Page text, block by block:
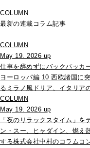
COLUMN
最新の連載コラム記事
COLUMN
May 19. 2026 up
仕事を辞めずにバックパッカ
ヨーロッパ編 10 西欧諸国に
るミラノ風ドリア、イタリア
COLUMN
May 19. 2026 up
「夜のリラックスタイム」
ン・スー、ヒャダイン、燃え
する株式会社中村のコラムコ